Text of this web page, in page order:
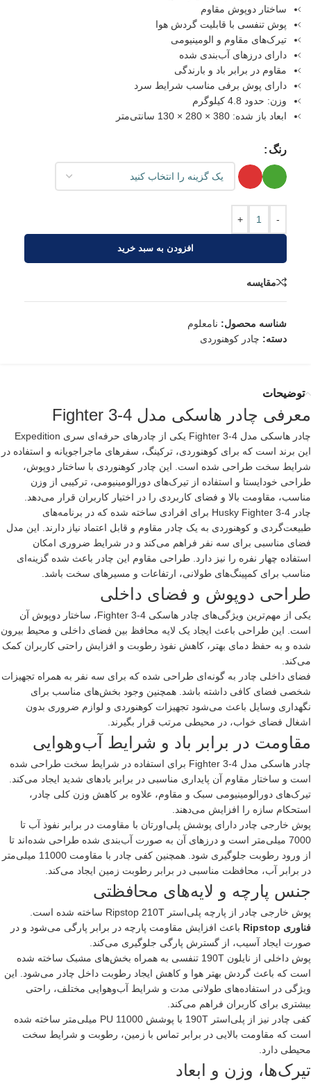
ساختار دوپوش مقاوم
پوش تنفسی با قابلیت گردش هوا
تیرک‌های مقاوم و الومینیومی
دارای درزهای آب‌بندی شده
مقاوم در برابر باد و بارندگی
دارای پوش برفی مناسب شرایط سرد
وزن: حدود 4.8 کیلوگرم
ابعاد باز شده: 380 × 280 × 130 سانتی‌متر
رنگ
-
+
افزودن به سبد خرید
مقایسه
شناسه محصول: نامعلوم
دسته: چادر کوهنوردی
توضیحات
معرفی چادر هاسکی مدل Fighter 3-4
چادر هاسکی
مدل Fighter 3-4 یکی از چادرهای حرفه‌ای سری Expedition
این برند است که برای کوهنوردی، ترکینگ، سفرهای ماجراجویانه و استفاده در
شرایط سخت طراحی شده است. این چادر کوهنوردی با ساختار دوپوش،
طراحی خودایستا و استفاده از تیرک‌های دورالومینیومی، ترکیبی از وزن
مناسب، مقاومت بالا و فضای کاربردی را در اختیار کاربران قرار می‌دهد.
چادر Husky Fighter 3-4 برای افرادی ساخته شده که در برنامه‌های
طبیعت‌گردی و کوهنوردی به یک چادر مقاوم و قابل اعتماد نیاز دارند. این مدل
فضای مناسبی برای سه نفر فراهم می‌کند و در شرایط ضروری امکان
استفاده چهار نفره را نیز دارد. طراحی مقاوم این چادر باعث شده گزینه‌ای
مناسب برای کمپینگ‌های طولانی، ارتفاعات و مسیرهای سخت باشد.
طراحی دوپوش و فضای داخلی
یکی از مهم‌ترین ویژگی‌های چادر هاسکی Fighter 3-4، ساختار دوپوش آن
است. این طراحی باعث ایجاد یک لایه محافظ بین فضای داخلی و محیط بیرون
شده و به حفظ دمای بهتر، کاهش نفوذ رطوبت و افزایش راحتی کاربران کمک
می‌کند.
فضای داخلی چادر به گونه‌ای طراحی شده که برای سه نفر به همراه تجهیزات
شخصی فضای کافی داشته باشد. همچنین وجود بخش‌های مناسب برای
نگهداری وسایل باعث می‌شود تجهیزات کوهنوردی و لوازم ضروری بدون
اشغال فضای خواب، در محیطی مرتب قرار بگیرند.
مقاومت در برابر باد و شرایط آب‌وهوایی
چادر هاسکی مدل Fighter 3-4 برای استفاده در شرایط سخت طراحی شده
است و ساختار مقاوم آن پایداری مناسبی در برابر بادهای شدید ایجاد می‌کند.
تیرک‌های دورالومینیومی سبک و مقاوم، علاوه بر کاهش وزن کلی چادر،
استحکام سازه را افزایش می‌دهند.
پوش خارجی چادر دارای پوشش پلی‌اورتان با مقاومت در برابر نفوذ آب تا
7000 میلی‌متر است و درزهای آن به صورت آب‌بندی شده طراحی شده‌اند تا
از ورود رطوبت جلوگیری شود. همچنین کفی چادر با مقاومت 11000 میلی‌متر
در برابر آب، محافظت مناسبی در برابر رطوبت زمین ایجاد می‌کند.
جنس پارچه و لایه‌های محافظتی
پوش خارجی چادر از پارچه پلی‌استر Ripstop 210T ساخته شده است.
فناوری Ripstop
باعث افزایش مقاومت پارچه در برابر پارگی می‌شود و در
صورت ایجاد آسیب، از گسترش پارگی جلوگیری می‌کند.
پوش داخلی از نایلون 190T تنفسی به همراه بخش‌های مشبک ساخته شده
است که باعث گردش بهتر هوا و کاهش ایجاد رطوبت داخل چادر می‌شود. این
ویژگی در استفاده‌های طولانی مدت و شرایط آب‌وهوایی مختلف، راحتی
بیشتری برای کاربران فراهم می‌کند.
کفی چادر نیز از پلی‌استر 190T با پوشش PU 11000 میلی‌متر ساخته شده
است که مقاومت بالایی در برابر تماس با زمین، رطوبت و شرایط سخت
محیطی دارد.
تیرک‌ها، وزن و ابعاد